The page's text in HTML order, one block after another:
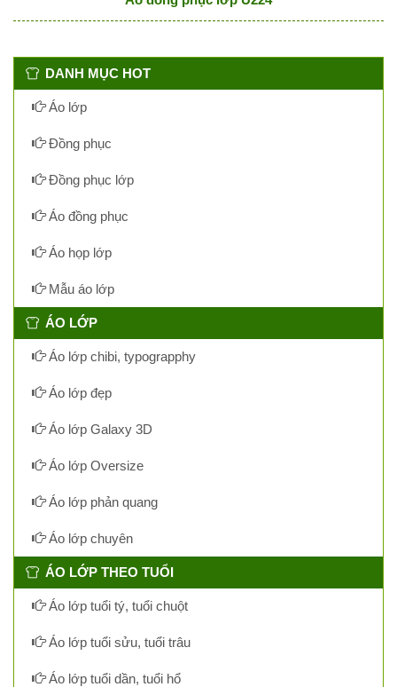
DANH MỤC HOT
Áo lớp
Đồng phục
Đồng phục lớp
Áo đồng phục
Áo họp lớp
Mẫu áo lớp
ÁO LỚP
Áo lớp chibi, typograpphy
Áo lớp đẹp
Áo lớp Galaxy 3D
Áo lớp Oversize
Áo lớp phản quang
Áo lớp chuyên
ÁO LỚP THEO TUỔI
Áo lớp tuổi tý, tuổi chuột
Áo lớp tuổi sửu, tuổi trâu
Áo lớp tuổi dần, tuổi hổ